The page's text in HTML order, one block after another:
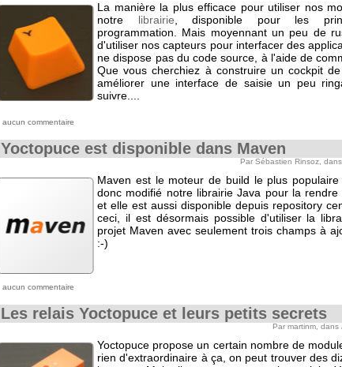
La manière la plus efficace pour utiliser nos
notre librairie , disponible pour les
programmation. Mais moyennant un peu de
d'utiliser nos capteurs pour interfacer des
ne dispose pas du code source, à l'aide de
Que vous cherchiez à construire un cockpit
améliorer une interface de saisie un peu
suivre....
aucun commentaire
Yoctopuce est disponible dans Maven
Par Sébastien Rinsoz, dans
Maven est le moteur de build le plus
donc modifié notre librairie Java pour la rendre
et elle est aussi disponible depuis repository
ceci, il est désormais possible d'utiliser la
projet Maven avec seulement trois champs à
:-)
aucun commentaire
Les relais Yoctopuce et leurs petits secrets
Par martinm, dans
Yoctopuce propose un certain nombre de
rien d'extraordinaire à ça, on peut trouver des